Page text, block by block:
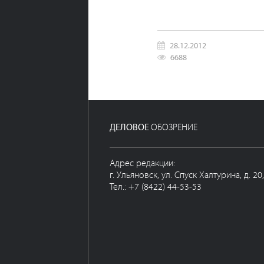
28.12.2012
6688
ДЕЛОВОЕОБОЗРЕНИЕ
Адрес редакции:
г. Ульяновск, ул. Спуск Халтурина, д.
Тел.: +7 (8422) 44-53-53